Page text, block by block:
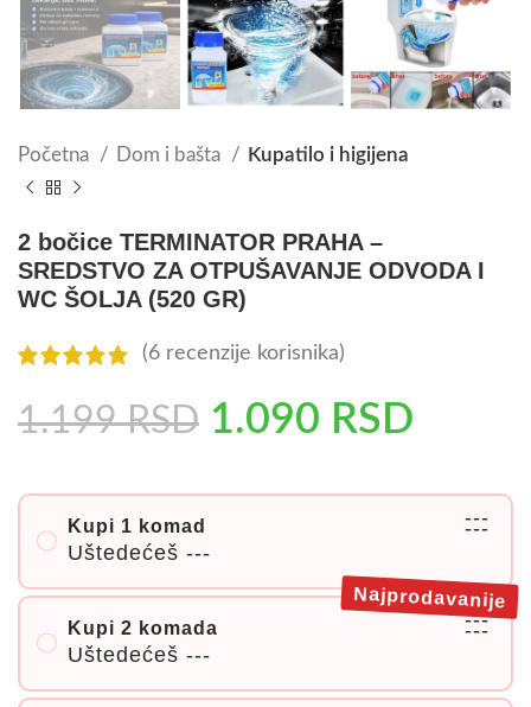
Početna Dom i bašta Kupatilo i higijena
2 bočice TERMINATOR PRAHA –
SREDSTVO ZA OTPUŠAVANJE ODVODA I
WC ŠOLJA (520 GR)
(6 recenzije korisnika)
1.199RSD 1.090 RSD
Kupi 1 komad
Uštedećeš ---
---
---
Kupi 2 komada
Uštedećeš ---
---
---
Najprodavanije